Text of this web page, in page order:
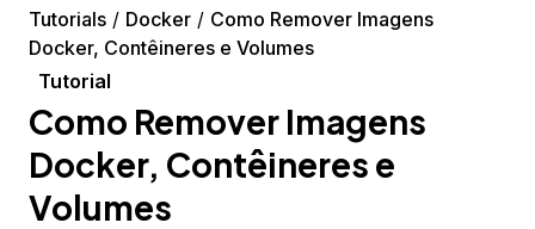
Tutorials Docker
Como Remover Imagens
Docker, Contêineres e Volumes
Tutorial
Como Remover Imagens
Docker, Contêineres e
Volumes